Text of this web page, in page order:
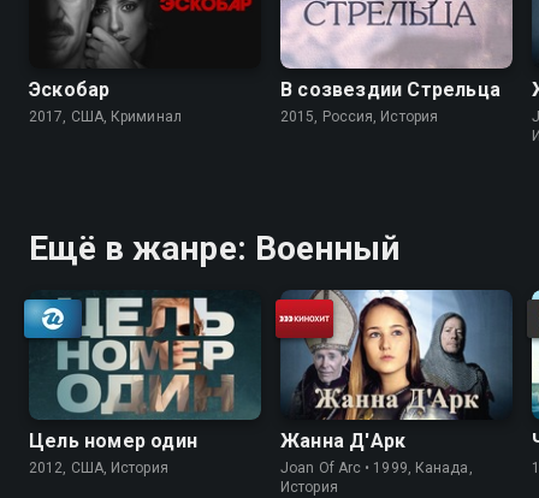
Эскобар
2017, США, Криминал
В созвездии Стрельца
2015, Россия, История
Ещё в жанре: Военный
Цель номер один
2012, США, История
Жанна Д'Арк
Joan Of Arc • 1999, Канада,
История